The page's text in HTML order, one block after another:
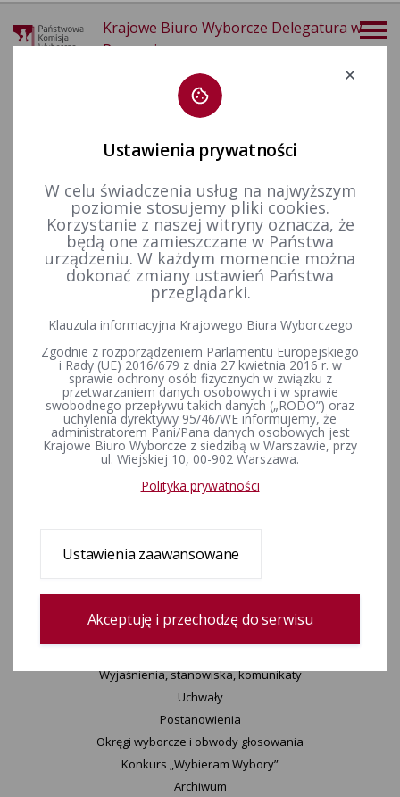
Krajowe Biuro Wyborcze Delegatura w
Poznaniu
Wybory samorządowe i referenda lokalne Wybory samorządowe w 2010&nbsp;r. Informacje ogólne
Druki WYBORCZE - samorząd 2010
Wyniki głosowania w WYBORACH SAMORZĄDOWYCH
(Komunikat, Obwieszczenie) - 21.10.2010
Aktualności
Wydarzenia
Wyjaśnienia, stanowiska, komunikaty
Uchwały
Postanowienia
Okręgi wyborcze i obwody głosowania
Konkurs „Wybieram Wybory”
Archiwum
Ustawienia prywatności
W celu świadczenia usług na najwyższym
poziomie stosujemy pliki cookies.
Korzystanie z naszej witryny oznacza, że
będą one zamieszczane w Państwa
urządzeniu. W każdym momencie można
dokonać zmiany ustawień Państwa
przeglądarki.
Klauzula informacyjna Krajowego Biura Wyborczego
Zgodnie z rozporządzeniem Parlamentu Europejskiego
i Rady (UE) 2016/679 z dnia 27 kwietnia 2016 r. w
sprawie ochrony osób fizycznych w związku z
przetwarzaniem danych osobowych i w sprawie
swobodnego przepływu takich danych („RODO”) oraz
uchylenia dyrektywy 95/46/WE informujemy, że
administratorem Pani/Pana danych osobowych jest
Krajowe Biuro Wyborcze z siedzibą w Warszawie, przy
ul. Wiejskiej 10, 00-902 Warszawa.
Polityka prywatności
Ustawienia zaawansowane
Akceptuję i przechodzę do serwisu